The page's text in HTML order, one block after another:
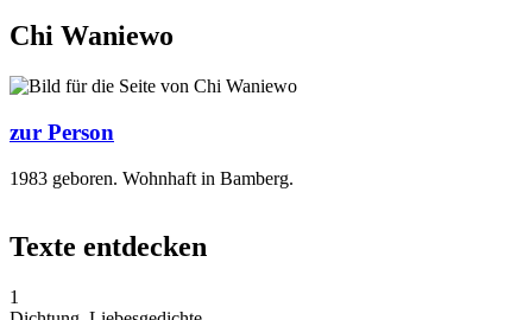
Chi Waniewo
zur Person
1983 geboren. Wohnhaft in Bamberg.
Texte entdecken
1